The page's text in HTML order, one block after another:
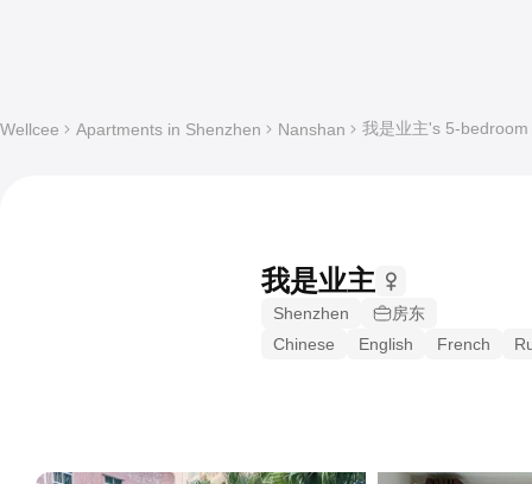
Wellcee Apartments in Shenzhen Nanshan 我是业主's 5-
我是业主
Shenzhen
房东
Chinese
English French